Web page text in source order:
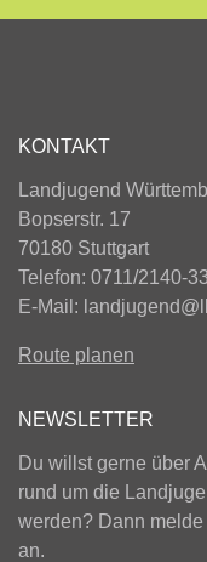
KONTAKT
Landjugend
Bopserstr. 17
70180 Stuttgart
Telefon: 0711/2140-
E-Mail:
Route planen
NEWSLETTER
Du willst gerne über
rund um die
werden? Dann
an.